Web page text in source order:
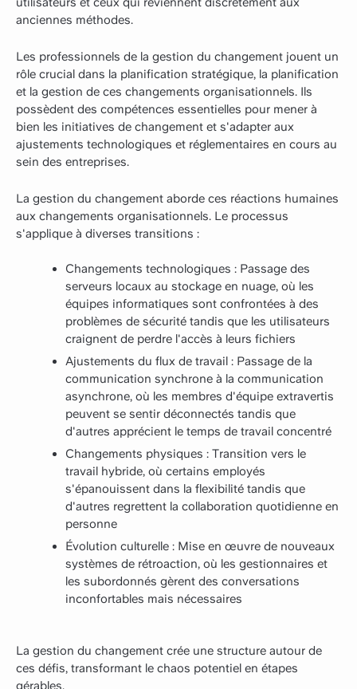
anciennes méthodes.
Les professionnels de la gestion du changement jouent un
rôle crucial dans la planification stratégique, la planification
et la gestion de ces changements organisationnels. Ils
possèdent des compétences essentielles pour mener à
bien les initiatives de changement et s'adapter aux
ajustements technologiques et réglementaires en cours au
sein des entreprises.
La gestion du changement aborde ces réactions humaines
aux changements organisationnels. Le processus
s'applique à diverses transitions :
Changements technologiques : Passage des
serveurs locaux au stockage en nuage, où les
équipes informatiques sont confrontées à des
problèmes de sécurité tandis que les utilisateurs
craignent de perdre l'accès à leurs fichiers
Ajustements du flux de travail : Passage de la
communication synchrone à la communication
asynchrone, où les membres d'équipe extravertis
peuvent se sentir déconnectés tandis que
d'autres apprécient le temps de travail concentré
Changements physiques : Transition vers le
travail hybride, où certains employés
s'épanouissent dans la flexibilité tandis que
d'autres regrettent la collaboration quotidienne en
personne
Évolution culturelle : Mise en œuvre de nouveaux
systèmes de rétroaction, où les gestionnaires et
les subordonnés gèrent des conversations
inconfortables mais nécessaires
La gestion du changement crée une structure autour de
ces défis, transformant le chaos potentiel en étapes